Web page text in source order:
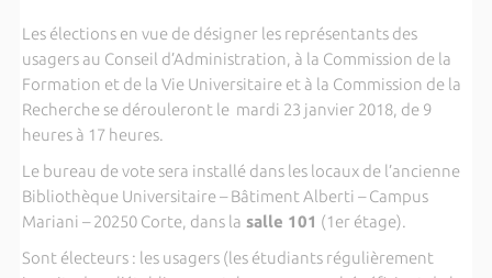
Les élections en vue de désigner les représentants des
usagers au Conseil d’Administration, à la Commission de la
Formation et de la Vie Universitaire et à la Commission de la
Recherche se dérouleront le mardi 23 janvier 2018, de 9
heures à 17 heures.
Le bureau de vote sera installé dans les locaux de l’ancienne
Bibliothèque Universitaire – Bâtiment Alberti – Campus
Mariani – 20250 Corte, dans la salle 101 (1er étage).
Sont électeurs : les usagers (les étudiants régulièrement